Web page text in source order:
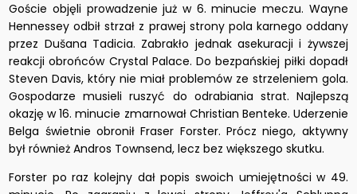
Goście objęli prowadzenie już w 6. minucie meczu. Wayne
Hennessey odbił strzał z prawej strony pola karnego oddany
przez Dušana Tadicia. Zabrakło jednak asekuracji i żywszej
reakcji obrońców Crystal Palace. Do bezpańskiej piłki dopadł
Steven Davis, który nie miał problemów ze strzeleniem gola.
Gospodarze musieli ruszyć do odrabiania strat. Najlepszą
okazję w 16. minucie zmarnował Christian Benteke. Uderzenie
Belga świetnie obronił Fraser Forster. Prócz niego, aktywny
był również Andros Townsend, lecz bez większego skutku.
Forster po raz kolejny dał popis swoich umiejętności w 49.